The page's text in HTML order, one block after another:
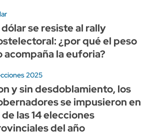
dólar se resiste al rally
¿por qué el peso
acompaña la euforia?
2025
y sin desdoblamiento, los
se impusieron en
de las 14 elecciones
del año